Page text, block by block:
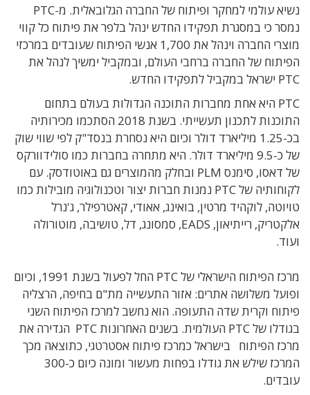
נשיא עולמי למחקר ופיתוח של החברה הגלובאלית. מ-PTC
נמסר כי במסגרת תפקידו החדש ינהל בלפר את פיתוח כל קווי
מוצרי החברה וינהל את 1,700 אנשי הפיתוח שעובדים במרכזי
הפיתוח של החברה ברחבי העולם, ובמקביל ימשיך לנהל את
PTC ישראל במקביל לתפקידו החדש.
PTC היא אחת מחברות התוכנה הגדולות בעולם בתחום
התוכנות לתכנון תעשייתי. בשנת 2018 הסתכמו מכירותיה
בכ-1.25 מיליארד דולר וכיום היא נסחרת בנסד"ק לפי שווי שוק
של כ-9.5 מיליארד דולר. היא מתחרה בחברות כמו סולידוורקס
של דאסו, סימנס PLM ובחלק מהמוצרים גם באוטודסק. עם
לקוחותיה שלPTC נמנות חברות יצור וטכנולוגיה מובילות כמו
טויוטה, לוקהיד מרטין, בואינג, אאודי, קאטרפילר, ג'נרל
אלקטריק, רייתיאון, EADS, סמסונג, דל, טושיבה, מוטורולה
ועוד.
מרכז הפיתוח הישראלי שלPTC
החל לפעול בשנת 1991, וכיום
ופועל משלושה אתרים: אזור התעשייה מת"ם בחיפה, הרצליה
פיתוח וקרית שדה התעופה. הוא נחשב למרכז הפיתוח השני
בגודלו שלPTC העולמית. בשנים האחרונות PTC הגדירה את
מרכז הפיתוח בישראל כמרכז פיתוח אסטרטגי, כתוצאה מכך
המרכז שילש את גודלו בפחות מעשור ומונה כיום כ-300
עובדים.